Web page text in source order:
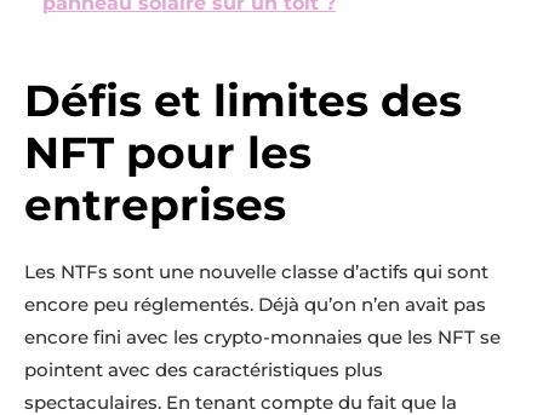
Défis et limites des
NFT pour les
entreprises
Les NTFs sont une nouvelle classe d’actifs qui sont
encore peu réglementés. Déjà qu’on n’en avait pas
encore fini avec les crypto-monnaies que les NFT se
pointent avec des caractéristiques plus
spectaculaires. En tenant compte du fait que la